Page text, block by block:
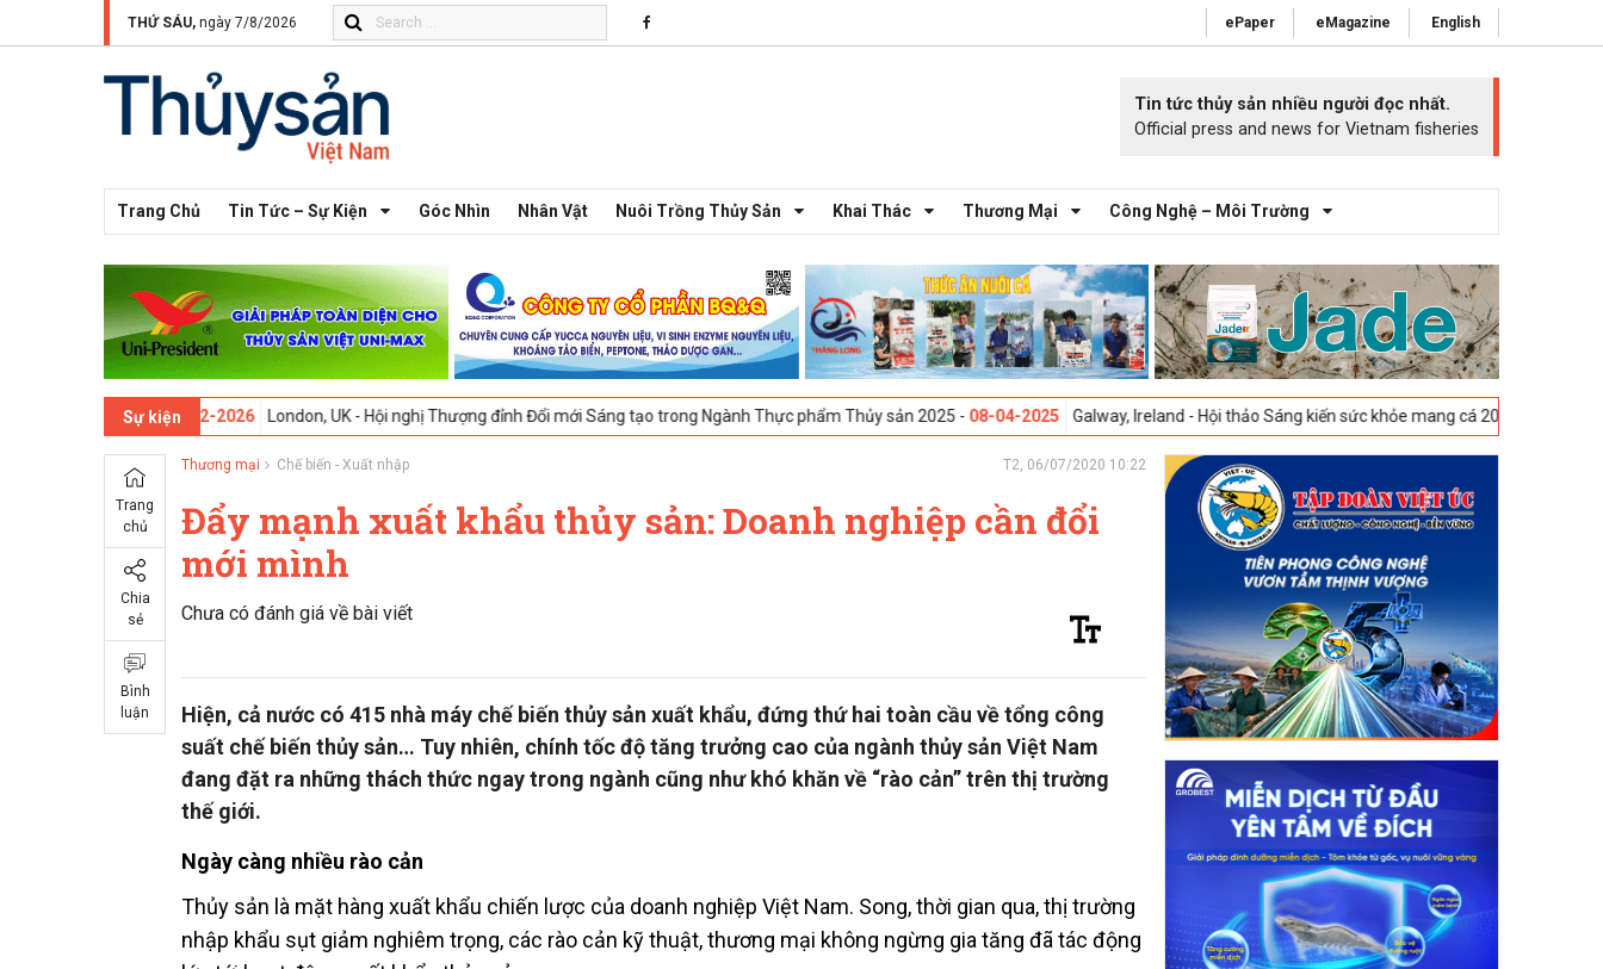
THỨ SÁU, ngày 7/8/2026 ePaper eMagazine English
Tin tức thủy sản nhiều người đọc nhất.
Official press and news for Vietnam fisheries
Trang Chủ Tin Tức – Sự Kiện Góc Nhìn Nhân Vật Nuôi Trồng Thủy Sản Khai Thác Thương Mại Công Nghệ – Môi Trường
Sự kiện
09-02-2026 London, UK - Hội nghị Thượng đỉnh Đổi mới Sáng tạo trong Ngành Thực phẩm Thủy sản 2025 -08-04-2025 Galway, Ireland - Hội thảo Sáng kiến sức khỏe mang cá 2025 -23-04-2025
Trang
chủ
Chia
sẻ
Bình
luận
Thương mại Chế biến - Xuất nhập T2, 06/07/2020 10:22
Đẩy mạnh xuất khẩu thủy sản: Doanh nghiệp cần đổi
mới mình
Chưa có đánh giá về bài viết
Hiện, cả nước có 415 nhà máy chế biến thủy sản xuất khẩu, đứng thứ hai toàn cầu về tổng công
suất chế biến thủy sản… Tuy nhiên, chính tốc độ tăng trưởng cao của ngành thủy sản Việt Nam
đang đặt ra những thách thức ngay trong ngành cũng như khó khăn về “rào cản” trên thị trường
thế giới.
Ngày càng nhiều rào cản
Thủy sản là mặt hàng xuất khẩu chiến lược của doanh nghiệp Việt Nam. Song, thời gian qua, thị trường
nhập khẩu sụt giảm nghiêm trọng, các rào cản kỹ thuật, thương mại không ngừng gia tăng đã tác động